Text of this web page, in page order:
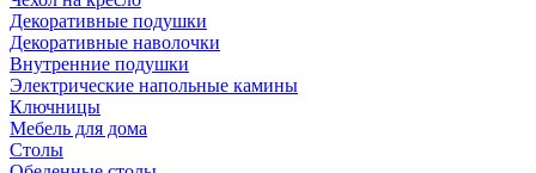
Декоративные подушки
Декоративные наволочки
Внутренние подушки
Электрические напольные камины
Ключницы
Мебель для дома
Столы